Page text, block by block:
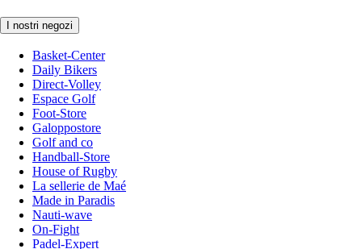
I nostri negozi
Basket-Center
Daily Bikers
Direct-Volley
Espace Golf
Foot-Store
Galoppostore
Golf and co
Handball-Store
House of Rugby
La sellerie de Maé
Made in Paradis
Nauti-wave
On-Fight
Padel-Expert